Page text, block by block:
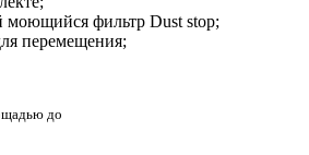
фильтр Dust stop;
перемещения;
до